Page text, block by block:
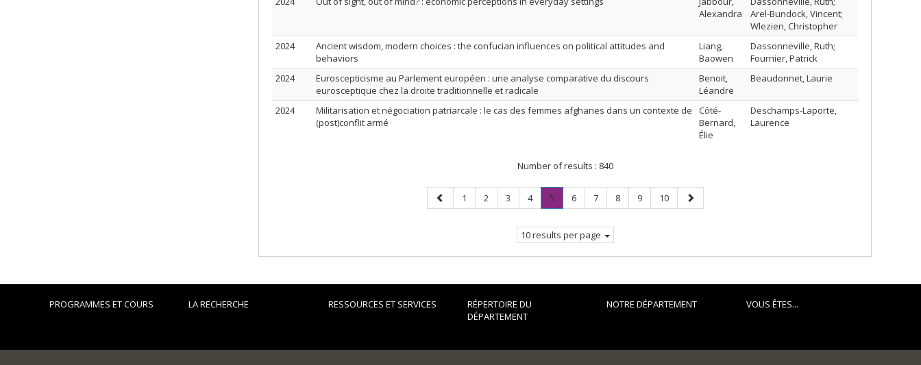
Alexandra
Arel-Bundock, Vincent;
Wlezien, Christopher
2024
Ancient wisdom, modern choices : the confucian influences on political attitudes and
behaviors
Liang,
Baowen
Dassonneville, Ruth;
Fournier, Patrick
2024
Euroscepticisme au Parlement européen : une analyse comparative du discours
eurosceptique chez la droite traditionnelle et radicale
Benoit,
Léandre
Beaudonnet, Laurie
2024
Militarisation et négociation patriarcale : le cas des femmes afghanes dans un contexte de
(post)conflit armé
Côté-
Bernard,
Élie
Deschamps-Laporte,
Laurence
Number of results : 840
Previous
page
Page
1 Page
2 Page
3 Page
4 Page
5.
Current
Page
6 Page
7 Page
8 Page
9 Page
10
Next
page
10 results per page
PROGRAMMES ET COURS LA RECHERCHE RESSOURCES ET SERVICES
RÉPERTOIRE DU
DÉPARTEMENT
NOTRE DÉPARTEMENT VOUS ÊTES...